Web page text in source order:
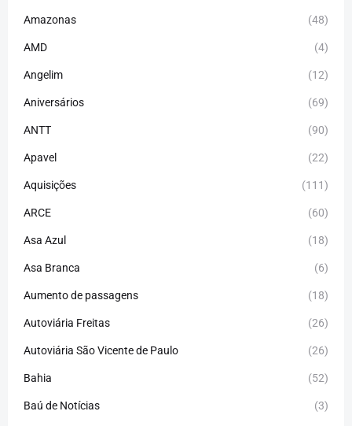
Amazonas (48)
AMD (4)
Angelim (12)
Aniversários (69)
ANTT (90)
Apavel (22)
Aquisições (111)
ARCE (60)
Asa Azul (18)
Asa Branca (6)
Aumento de passagens (18)
Autoviária Freitas (26)
Autoviária São Vicente de Paulo (26)
Bahia (52)
Baú de Notícias (3)